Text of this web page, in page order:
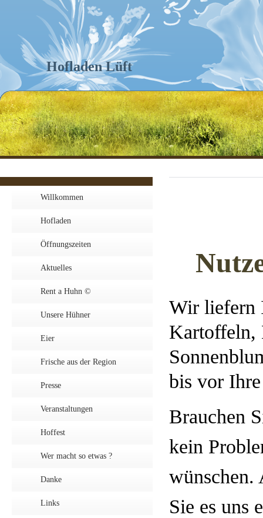
Hofladen Lüft
Willkommen
Hofladen
Öffnungszeiten
Aktuelles
Rent a Huhn ©
Unsere Hühner
Eier
Frische aus der Region
Presse
Veranstaltungen
Hoffest
Wer macht so etwas ?
Danke
Links
Wir liefern
Kartoffeln,
bis vor
Brauchen
kein
wünschen.
Sie es uns